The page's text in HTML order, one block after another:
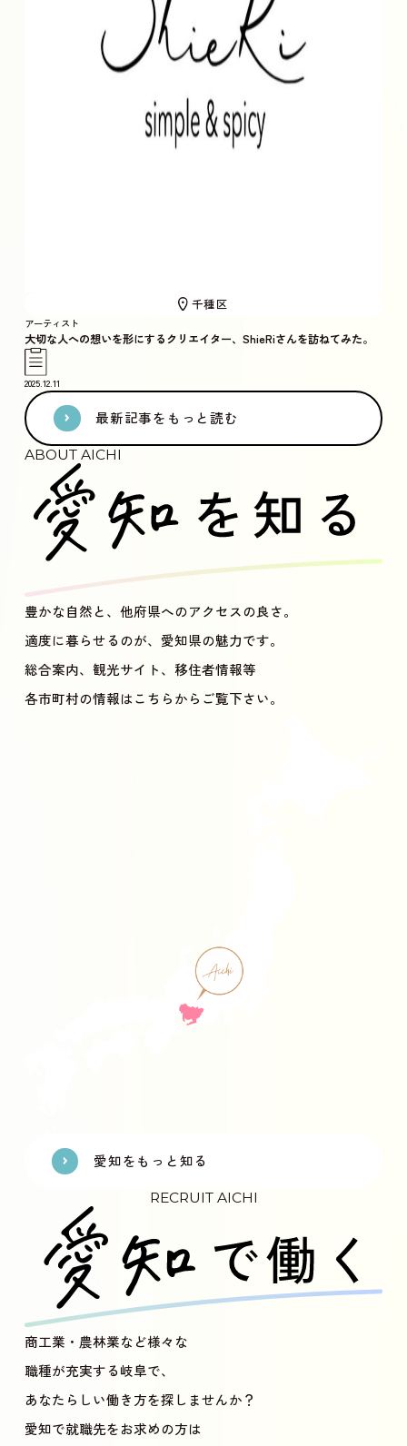
千種区
アーティスト
大切な人への想いを形にするクリエイター、ShieRiさんを訪ねてみた。
2025.12.11
最新記事をもっと読む
ABOUT AICHI
豊かな自然と、他府県へのアクセスの良さ。
適度に暮らせるのが、愛知県の魅力です。
総合案内、観光サイト、移住者情報等
各市町村の情報はこちらからご覧下さい。
愛知をもっと知る
RECRUIT AICHI
商工業・農林業など様々な
職種が充実する岐阜で、
あなたらしい働き方を探しませんか？
愛知で就職先をお求めの方は